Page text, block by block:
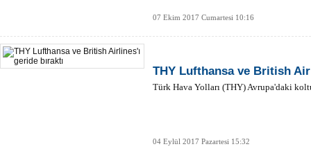
07 Ekim 2017 Cumartesi 10:16
THY Lufthansa ve British
Türk Hava Yolları (THY) Avrupa'daki
04 Eylül 2017 Pazartesi 15:32